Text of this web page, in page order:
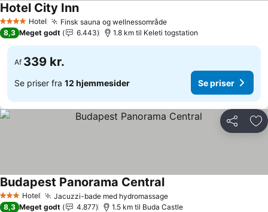
4 StjernerHotel Finsk sauna og wellnessområde
Hotel City Inn
8,3 Meget godt 6.443 1.8 km til Keleti togstation
Af 339 kr.
Se priser fra 12 hjemmesider Se priser
Del
3 StjernerHotel Jacuzzi-bade med hydromassage
Budapest Panorama Central
8,3 Meget godt 4.877 1.5 km til Buda Castle